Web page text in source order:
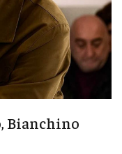
Bianchino